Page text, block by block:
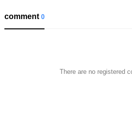
comment0
There are no registered